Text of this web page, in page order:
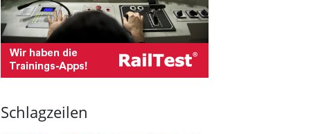
Schlagzeilen